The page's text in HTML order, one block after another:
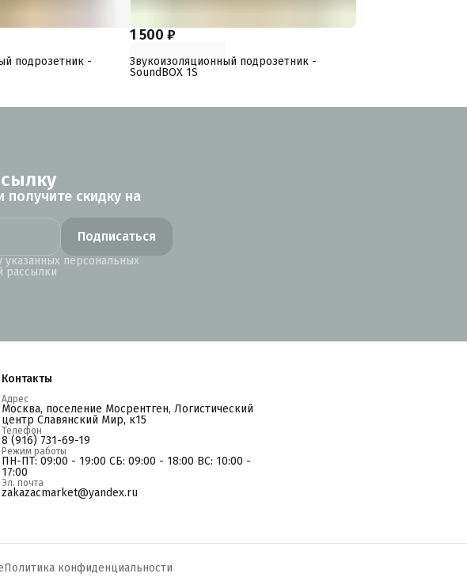
подрозетник -
1 500 ₽
Звукоизоляционный подрозетник -
SoundBOX 1S
скидку на
Подписаться
указанных персональных
рассылки
Контакты
Адрес
Москва, поселение Мосрентген, Логистический
центр Славянский Мир, к15
Телефон
8 (916) 731-69-19
Режим работы
ПН-ПТ: 09:00 - 19:00 СБ: 09:00 - 18:00 ВС: 10:00 -
17:00
Эл. почта
zakazacmarket@yandex.ru
Политика конфиденциальности